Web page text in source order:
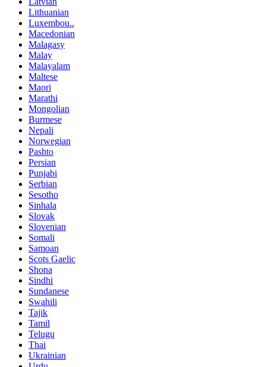
Lithuanian
Luxembou..
Macedonian
Malagasy
Malay
Malayalam
Maltese
Maori
Marathi
Mongolian
Burmese
Nepali
Norwegian
Pashto
Persian
Punjabi
Serbian
Sesotho
Sinhala
Slovak
Slovenian
Somali
Samoan
Scots Gaelic
Shona
Sindhi
Sundanese
Swahili
Tajik
Tamil
Telugu
Thai
Ukrainian